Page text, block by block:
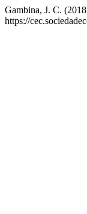
Gambina, J. C.
https://